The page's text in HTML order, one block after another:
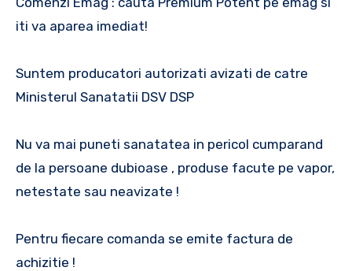
iti va aparea imediat!
Suntem producatori autorizati avizati de catre
Ministerul Sanatatii DSV DSP
Nu va mai puneti sanatatea in pericol cumparand
de la persoane dubioase , produse facute pe vapor,
netestate sau neavizate !
Pentru fiecare comanda se emite factura de
achizitie !